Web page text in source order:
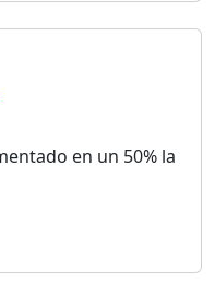
en un 50% la